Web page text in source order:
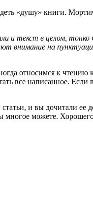
«душу» книги.
и текст в целом,
внимание на
относимся к чтению
все написанное. Если
и вы дочитали ее
многое можете.